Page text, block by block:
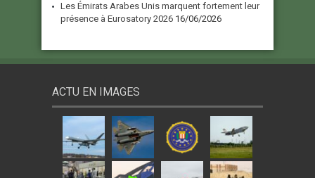
Les Émirats Arabes Unis marquent fortement leur
présence à Eurosatory 2026 16/06/2026
ACTU EN IMAGES